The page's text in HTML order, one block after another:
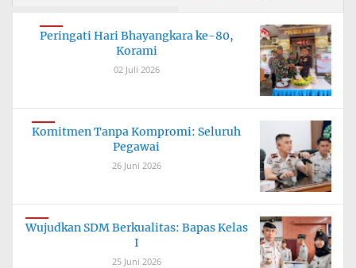
Peringati Hari Bhayangkara ke-80,
Korami
02 Juli 2026
Komitmen Tanpa Kompromi: Seluruh
Pegawai
26 Juni 2026
Wujudkan SDM Berkualitas: Bapas Kelas
I
25 Juni 2026